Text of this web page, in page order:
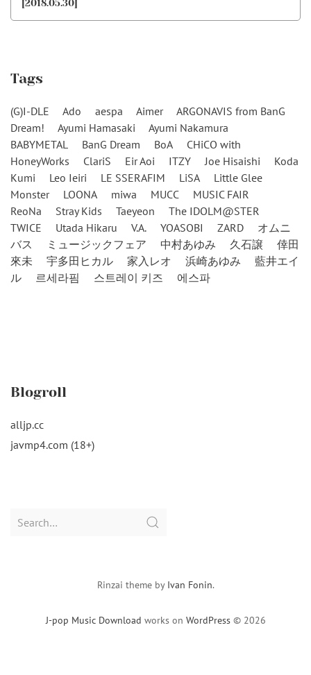
[2018.05.30]
Tags
(G)I-DLE Ado aespa Aimer
ARGONAVIS from BanG
Dream!
Ayumi Hamasaki
Ayumi Nakamura
BABYMETAL
BanG Dream BoA
CHiCO with
HoneyWorks
ClariS Eir Aoi ITZY Joe Hisaishi
Koda
Kumi
Leo Ieiri LE SSERAFIM LiSA
Little Glee
Monster
LOONA miwa MUCC
MUSIC FAIR
ReoNa
Stray Kids Taeyeon
The IDOLM@STER
TWICE
Utada Hikaru V.A. YOASOBI ZARD
オムニ
バス
ミュージックフェア 中村あゆみ 久石譲
倖田
來未
宇多田ヒカル 家入レオ 浜崎あゆみ
藍井エイ
ル
르세라핌 스트레이 키즈 에스파
Blogroll
alljp.cc
javmp4.com (18+)
Search
J-pop Music Download works on WordPress © 2026
Rinzai theme by Ivan Fonin.